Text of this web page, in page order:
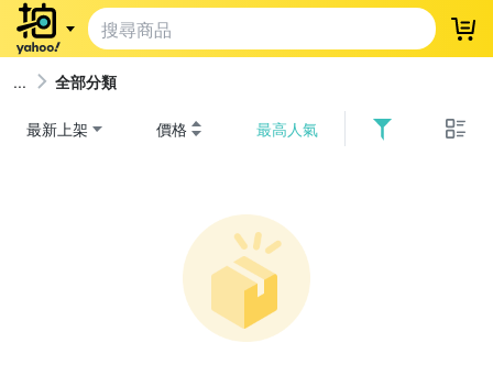
登
全部分類
最新上架 價格 最高人氣